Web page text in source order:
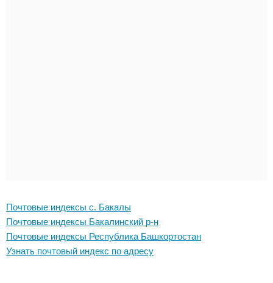
Почтовые индексы с. Бакалы
Почтовые индексы Бакалинский р-н
Почтовые индексы Республика Башкортостан
Узнать почтовый индекс по адресу